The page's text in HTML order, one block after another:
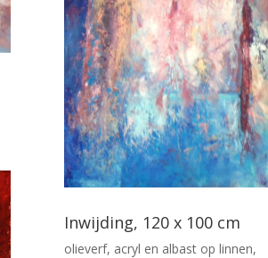
Inwijding, 120 x 100 cm
olieverf, acryl en albast op linnen,